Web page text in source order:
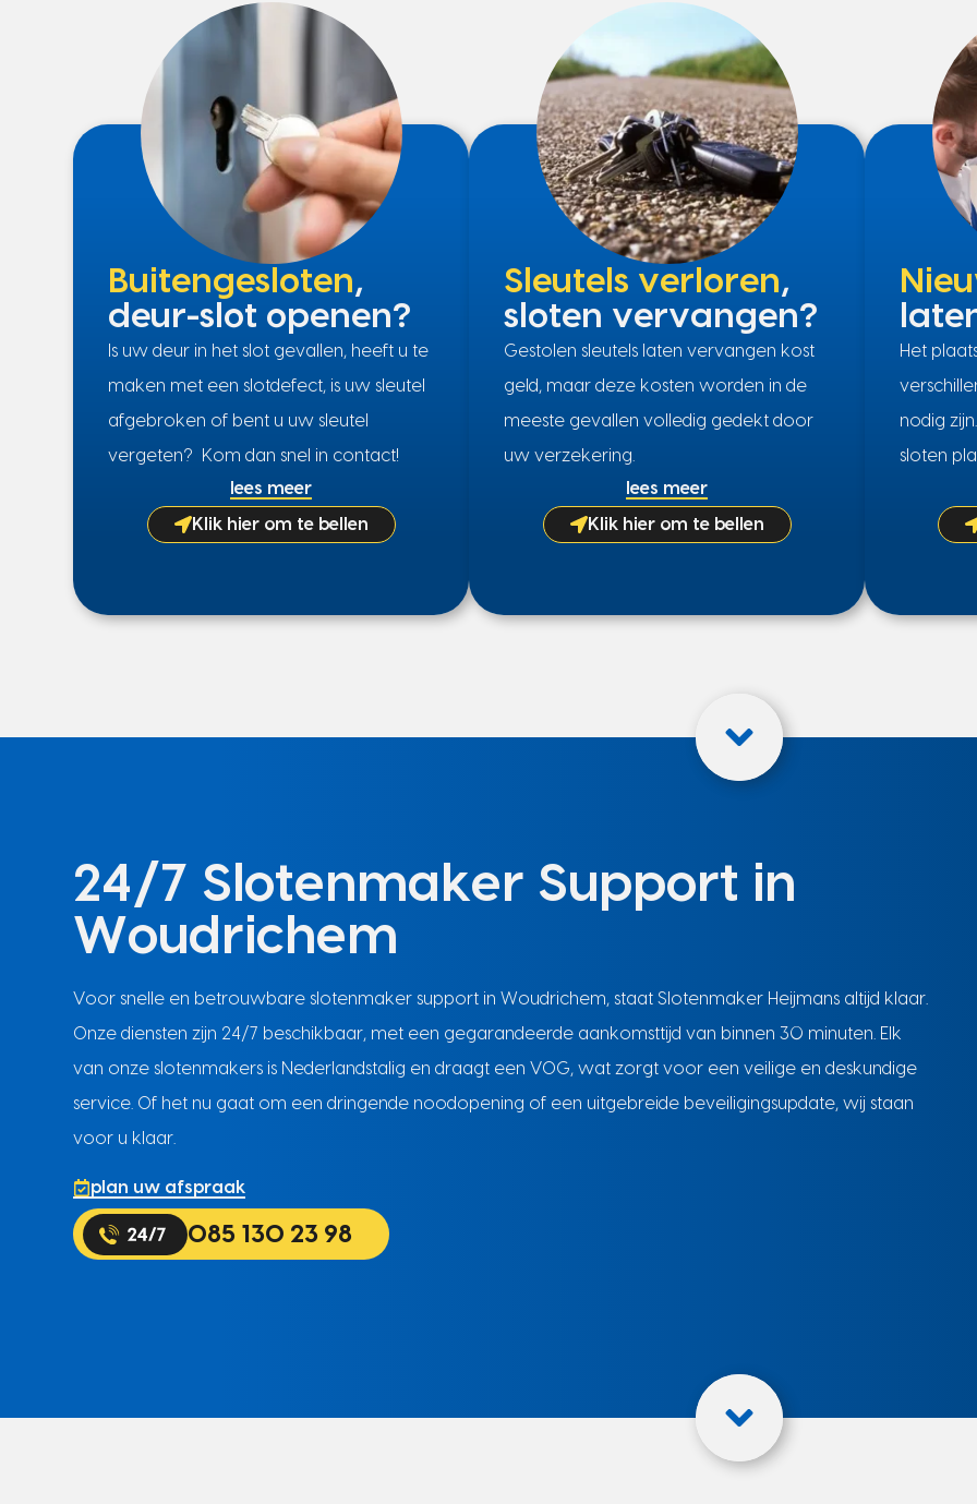
Buitengesloten,
deur-slot openen?
Is uw deur in het slot gevallen, heeft u te
maken met een slotdefect, is uw sleutel
afgebroken of bent u uw sleutel
vergeten? Kom dan snel in contact!
lees meer
Klik hier om te bellen
Sleutels verloren,
sloten vervangen?
Gestolen sleutels laten vervangen kost
geld, maar deze kosten worden in de
meeste gevallen volledig gedekt door
uw verzekering.
lees meer
Klik hier om te bellen
Het
nodig
sloten
24/7 Slotenmaker Support in
Woudrichem
Voor snelle en betrouwbare slotenmaker support in Woudrichem, staat Slotenmaker Heijmans altijd klaar.
Onze diensten zijn 24/7 beschikbaar, met een gegarandeerde aankomsttijd van binnen 30 minuten. Elk
van onze slotenmakers is Nederlandstalig en draagt een VOG, wat zorgt voor een veilige en deskundige
service. Of het nu gaat om een dringende noodopening of een uitgebreide beveiligingsupdate, wij staan
voor u klaar.
plan uw afspraak
085 130 23 98